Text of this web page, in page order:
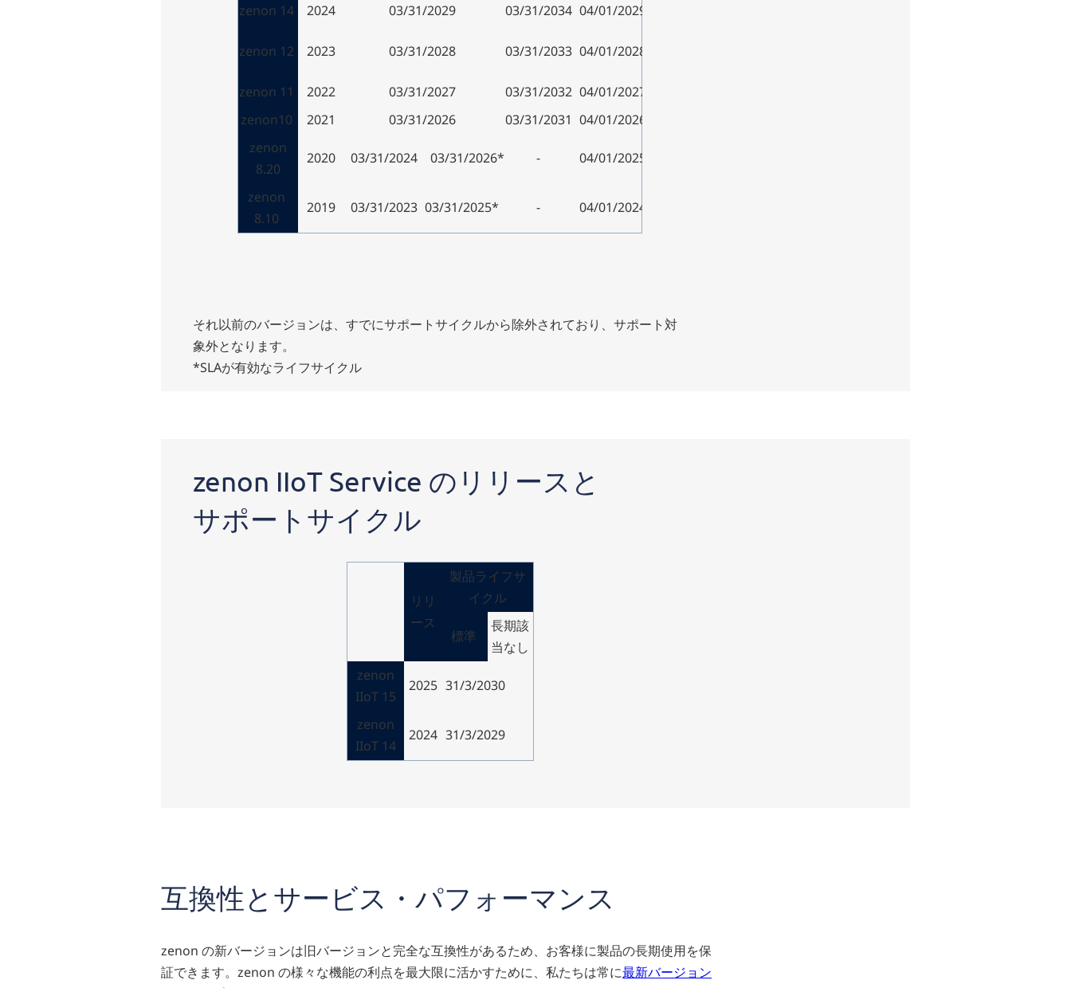
zenon 14 2024 03/31/2029 03/31/2034 04/01/2029
zenon 12 2023 03/31/2028 03/31/2033 04/01/2028
zenon 11 2022 03/31/2027 03/31/2032 04/01/2027
zenon10
2021 03/31/2026 03/31/2031 04/01/2026
zenon
8.20
2020 03/31/2024 03/31/2026* - 04/01/2025
zenon
8.10
2019 03/31/2023 03/31/2025* - 04/01/2024
それ以前のバージョンは、すでにサポートサイクルから除外されており、サポート対
象外となります。
*SLAが有効なライフサイクル
ービス
のリリ
サポー
zenon IIoT Service のリリースと
サポートサイクル
リリ
ース
製品ライフサ
イクル
標準
長期該
当なし
zenon
IIoT 15
2025 31/3/2030
zenon
IIoT 14
2024 31/3/2029
互換性とサービス・パフォーマンス
zenon の新バージョンは旧バージョンと完全な互換性があるため、お客様に製品の長期使用を保
証できます。zenon の様々な機能の利点を最大限に活かすために、私たちは常に最新バージョン